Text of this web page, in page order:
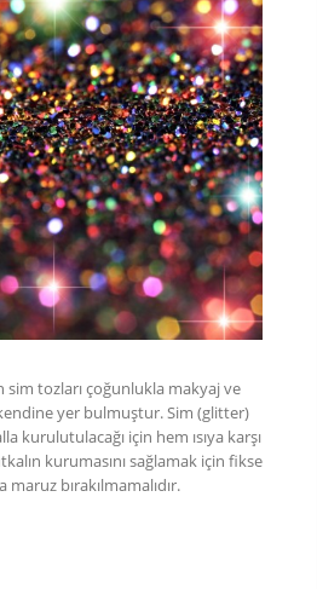
tozları çoğunlukla makyaj ve
yer bulmuştur. Sim (glitter)
kurulutulacağı için hem ısıya karşı
kurumasını sağlamak için fikse
bırakılmamalıdır.